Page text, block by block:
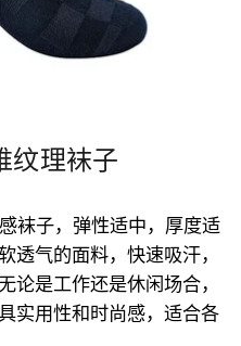
纹理袜子
袜子，弹性适中，厚度适
透气的面料，快速吸汗，
论是工作还是休闲场合，
实用性和时尚感，适合各